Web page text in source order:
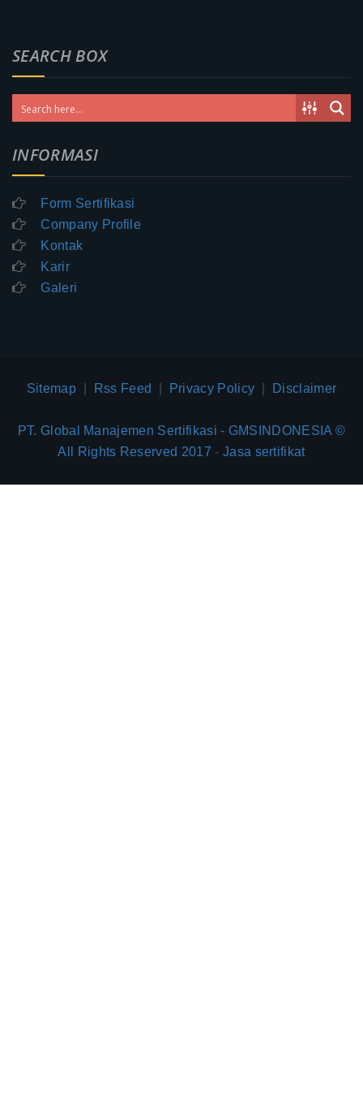
SEARCH BOX
INFORMASI
Form Sertifikasi
Company Profile
Kontak
Karir
Galeri
Sitemap Rss Feed Privacy Policy Disclaimer
PT. Global Manajemen Sertifikasi - GMSINDONESIA ©
All Rights Reserved 2017 - Jasa sertifikat